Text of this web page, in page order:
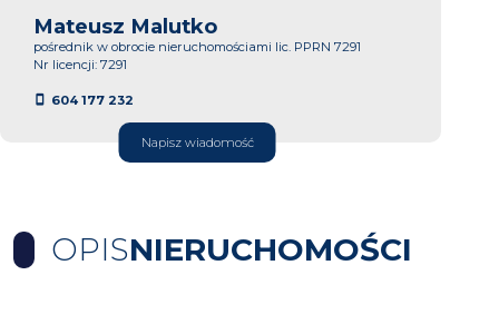
Mateusz Malutko
pośrednik w obrocie nieruchomościami lic. PPRN 7291
Nr licencji: 7291
604 177 232
Napisz wiadomość
OPISNIERUCHOMOŚCI